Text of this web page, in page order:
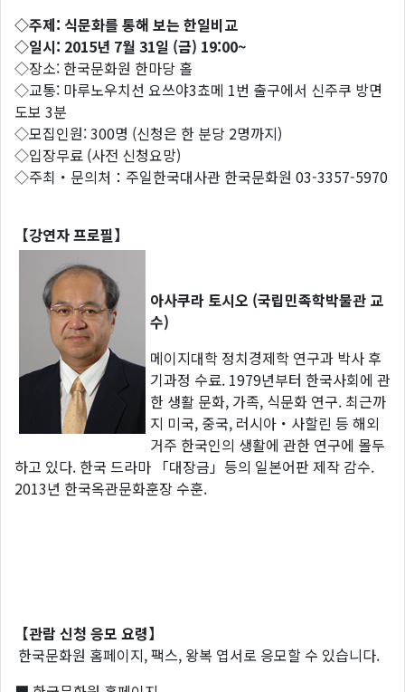
◇주제: 식문화를 통해 보는 한일비교
◇일시: 2015년 7월 31일 (금) 19:00~
◇장소: 한국문화원 한마당 홀
◇교통: 마루노우치선 요쓰야3쵸메 1번 출구에서 신주쿠 방면
도보 3분
◇모집인원: 300명 (신청은 한 분당 2명까지)
◇입장무료 (사전 신청요망)
◇주최・문의처：주일한국대사관 한국문화원 03-3357-5970
【강연자 프로필】
아사쿠라 토시오 (국립민족학박물관 교
수)
메이지대학 정치경제학 연구과 박사 후
기과정 수료. 1979년부터 한국사회에 관
한 생활 문화, 가족, 식문화 연구. 최근까
지 미국, 중국, 러시아・사할린 등 해외
거주 한국인의 생활에 관한 연구에 몰두
하고 있다. 한국 드라마 「대장금」등의 일본어판 제작 감수.
2013년 한국옥관문화훈장 수훈.
【관람 신청 응모 요령】
한국문화원 홈페이지, 팩스, 왕복 엽서로 응모할 수 있습니다.